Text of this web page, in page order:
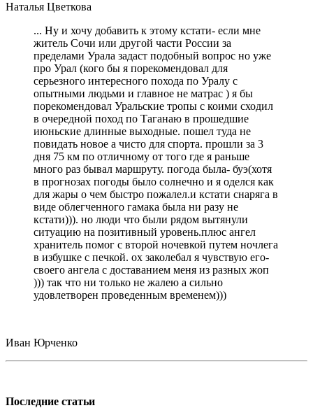
Наталья Цветкова
... Ну и хочу добавить к этому кстати- если мне
житель Сочи или другой части России за
пределами Урала задаст подобный вопрос но уже
про Урал (кого бы я порекомендовал для
серьезного интересного похода по Уралу с
опытными людьми и главное не матрас ) я бы
порекомендовал Уральские тропы с коими сходил
в очередной поход по Таганаю в прошедшие
июньские длинные выходные. пошел туда не
повидать новое а чисто для спорта. прошли за 3
дня 75 км по отличному от того где я раньше
много раз бывал маршруту. погода была- буэ(хотя
в прогнозах погоды было солнечно и я оделся как
для жары о чем быстро пожалел.и кстати снаряга в
виде облегченного гамака была ни разу не
кстати))). но люди что были рядом вытянули
ситуацию на позитивный уровень.плюс ангел
хранитель помог с второй ночевкой путем ночлега
в избушке с печкой. ох заколебал я чувствую его-
своего ангела с доставанием меня из разных жоп
))) так что ни только не жалею а сильно
удовлетворен проведенным временем)))
Иван Юрченко
Последние статьи